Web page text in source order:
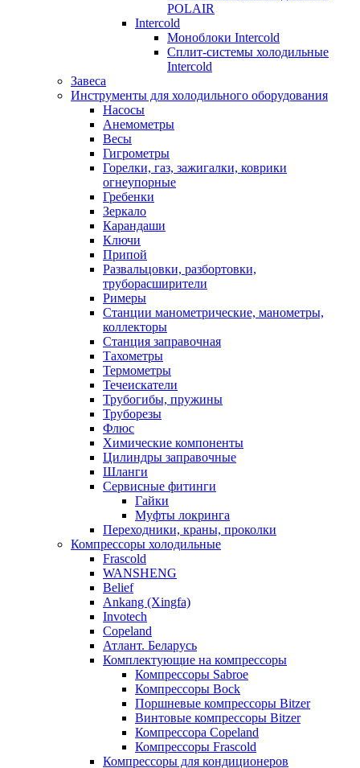
POLAIR
Intercold
Моноблоки Intercold
Сплит-системы холодильные
Intercold
Завеса
Инструменты для холодильного оборудования
Насосы
Анемометры
Весы
Гигрометры
Горелки, газ, зажигалки, коврики
огнеупорные
Гребенки
Зеркало
Карандаши
Ключи
Припой
Развальцовки, разбортовки,
труборасширители
Римеры
Станции манометрические, манометры,
коллекторы
Станция заправочная
Тахометры
Термометры
Течеискатели
Трубогибы, пружины
Труборезы
Флюс
Химические компоненты
Цилиндры заправочные
Шланги
Сервисные фитинги
Гайки
Муфты локринга
Переходники, краны, проколки
Компрессоры холодильные
Frascold
WANSHENG
Belief
Ankang (Xingfa)
Invotech
Copeland
Атлант. Беларусь
Комплектующие на компрессоры
Компрессоры Sabroe
Компрессоры Bock
Поршневые компрессоры Bitzer
Винтовые компрессоры Bitzer
Компрессора Copeland
Компрессоры Frascold
Компрессоры для кондиционеров